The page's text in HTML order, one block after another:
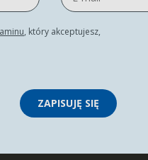
, który akceptujesz,
ZAPISUJĘ SIĘ